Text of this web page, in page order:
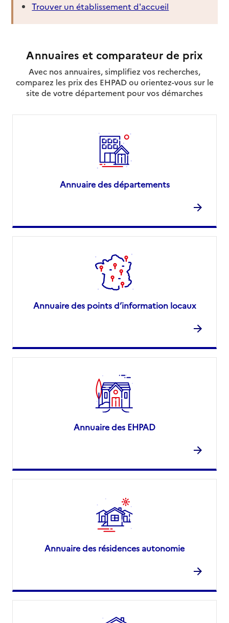
Trouver un établissement d'accueil
Annuaires et comparateur de prix
Avec nos annuaires, simplifiez vos recherches,
comparez les prix des EHPAD ou orientez-vous sur le
site de votre département pour vos démarches
Annuaire des départements
Annuaire des points d’information locaux
Annuaire des EHPAD
Annuaire des résidences autonomie